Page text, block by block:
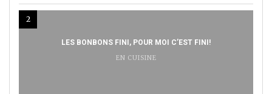
2
LES BONBONS FINI, POUR MOI C’EST FINI!
EN CUISINE